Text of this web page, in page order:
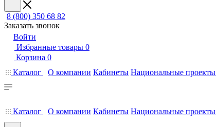
8 (800) 350 68 82
Заказать звонок
Войти
Избранные товары 0
Корзина 0
Каталог
О компании Кабинеты Национальные проекты
Каталог О компании Кабинеты Национальные проекты